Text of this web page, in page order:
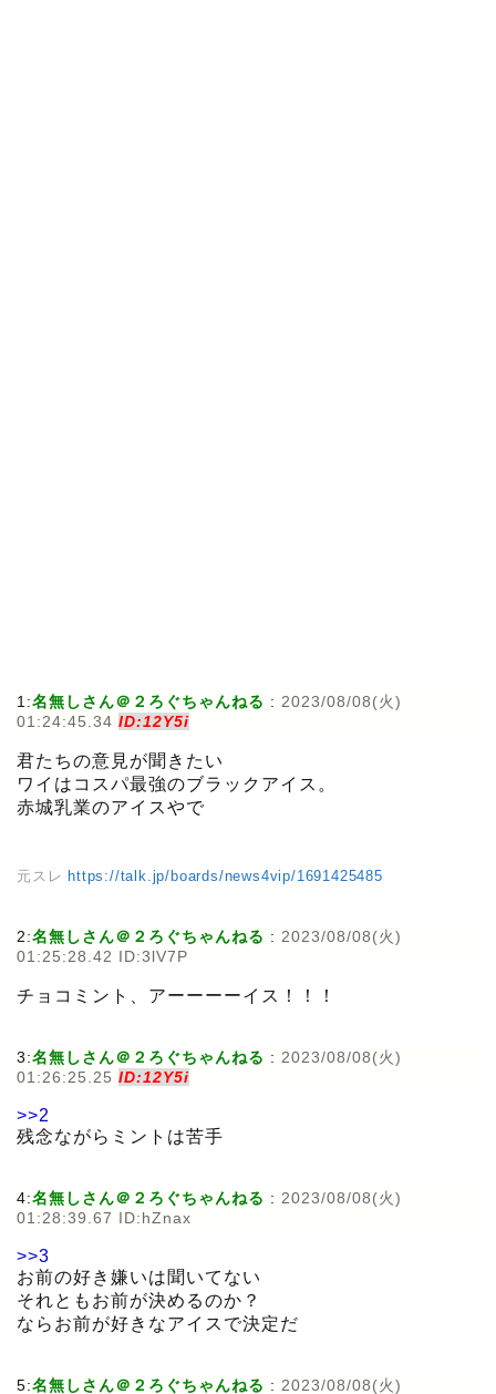
1:名無しさん＠２ろぐちゃんねる : 2023/08/08(火)
01:24:45.34 ID:12Y5i
君たちの意見が聞きたい
ワイはコスパ最強のブラックアイス。
赤城乳業のアイスやで
元スレ https://talk.jp/boards/news4vip/1691425485
2:名無しさん＠２ろぐちゃんねる : 2023/08/08(火)
01:25:28.42 ID:3lV7P
チョコミント、アーーーーイス！！！
3:名無しさん＠２ろぐちゃんねる : 2023/08/08(火)
01:26:25.25 ID:12Y5i
>>2
残念ながらミントは苦手
4:名無しさん＠２ろぐちゃんねる : 2023/08/08(火)
01:28:39.67 ID:hZnax
>>3
お前の好き嫌いは聞いてない
それともお前が決めるのか？
ならお前が好きなアイスで決定だ
5:名無しさん＠２ろぐちゃんねる : 2023/08/08(火)